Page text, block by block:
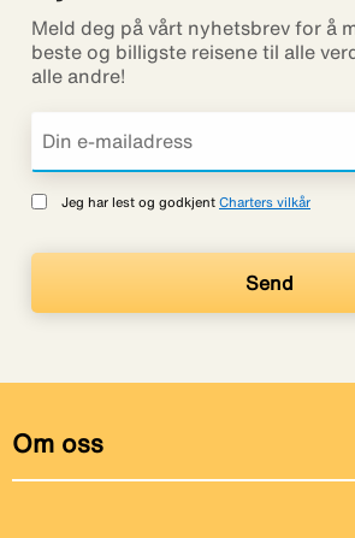
Meld deg på vårt nyhetsbrev for å
beste og billigste reisene til alle
alle andre!
Jeg har lest og godkjent Charters vilkår
Om oss